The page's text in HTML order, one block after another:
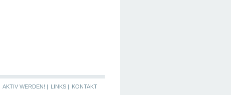
AKTIV WERDEN! | LINKS | KONTAKT